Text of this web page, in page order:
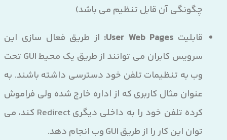
چگونگی آن قابل تنظیم می باشد)
قابلیت User Web Pages: از طریق فعال سازی این
سرویس کابران می توانند از طریق یک محیط GUI تحت
وب به تنظیمات تلفن خود دسترسی داشته باشند. به
عنوان مثال کاربری که از اداره خارج شده ولی فراموش
کرده تلفن خود را به داخلی دیگری Redirect کند، می
توان این کار را از طریق GUI وب انجام دهد.